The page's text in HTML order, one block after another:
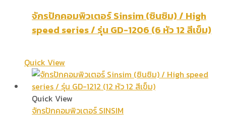
จักรปักคอมพิวเตอร์ Sinsim (ซินซิม) / High
speed series / รุ่น GD-1206 (6 หัว 12 สีเข็ม)
Quick View
Quick View
จักรปักคอมพิวเตอร์ SINSIM